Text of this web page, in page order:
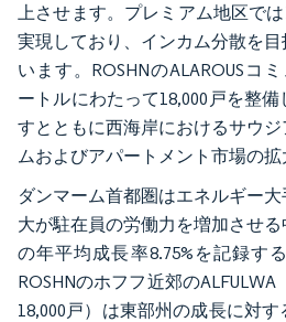
上させます。プレミアム地区で
実現しており、インカム分散を
います。ROSHNのALAROUSコ
ートルにわたって18,000戸を整
すとともに西海岸におけるサウ
ムおよびアパートメント市場の拡
ダンマーム首都圏はエネルギー
大が駐在員の労働力を増加させ
の年平均成長率8.75%を記録す
ROSHNのホフフ近郊のALFULWA
18,000戸）は東部州の成長に対